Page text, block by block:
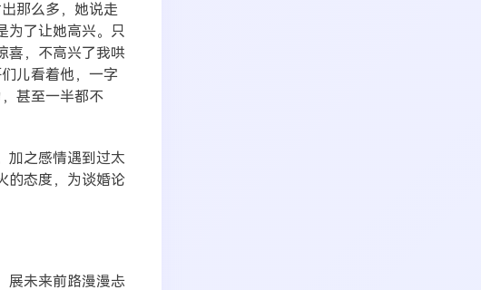
那么多，她说走
为了让她高兴。只
喜，不高兴了我哄
儿看着他，一字
甚至一半都不
加之感情遇到过太
的态度，为谈婚论
展未来前路漫漫忐